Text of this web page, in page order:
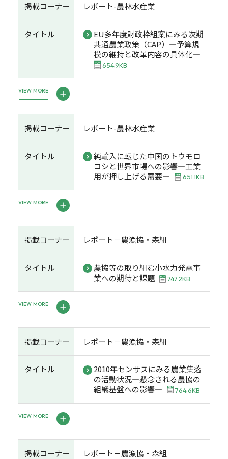
掲載コーナー レポート-農林水産業
タイトル
EU多年度財政枠組案にみる次期
共通農業政策（CAP）―予算規
模の維持と改革内容の具体化―
654.9KB
VIEW MORE
掲載コーナー レポート-農林水産業
タイトル
純輸入に転じた中国のトウモロ
コシと世界市場への影響―工業
用が押し上げる需要―
651.1KB
VIEW MORE
掲載コーナー レポート－農漁協・森組
タイトル
農協等の取り組む小水力発電事
業への期待と課題
747.2KB
VIEW MORE
掲載コーナー レポート－農漁協・森組
タイトル
2010年センサスにみる農業集落
の活動状況―懸念される農協の
組織基盤への影響―
764.6KB
VIEW MORE
掲載コーナー レポート－農漁協・森組